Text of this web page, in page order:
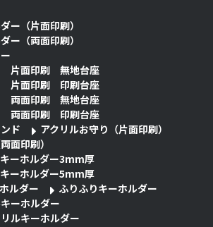
ー（片面印刷）
ー（両面印刷）
片面印刷 無地台座
片面印刷 印刷台座
両面印刷 無地台座
両面印刷 印刷台座
ド
アクリルお守り（片面印刷）
面印刷）
ーホルダー3mm厚
ーホルダー5mm厚
ルダー
ふりふりキーホルダー
ーホルダー
ルキーホルダー